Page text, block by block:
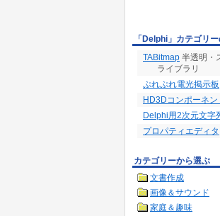
「Delphi」カテゴリ
TABitmap 半透明・
ライブラリ
ぷれぷれ電光掲示板
HD3Dコンポーネン
Delphi用2次元文字
プロパティエディタ
カテゴリーから選ぶ
文書作成
画像＆サウンド
家庭＆趣味